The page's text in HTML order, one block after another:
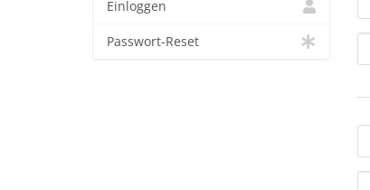
Einloggen
Passwort-Reset